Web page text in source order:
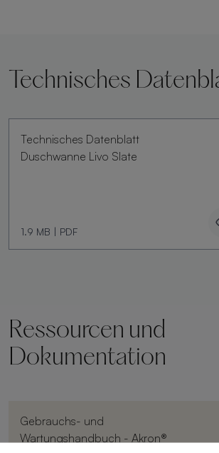
Technisches
Technisches Datenblatt
Duschwanne Livo Slate
1.9 MB | PDF
Ressourcen und
Dokumentation
Gebrauchs- und
Wartungshandbuch - Akron®